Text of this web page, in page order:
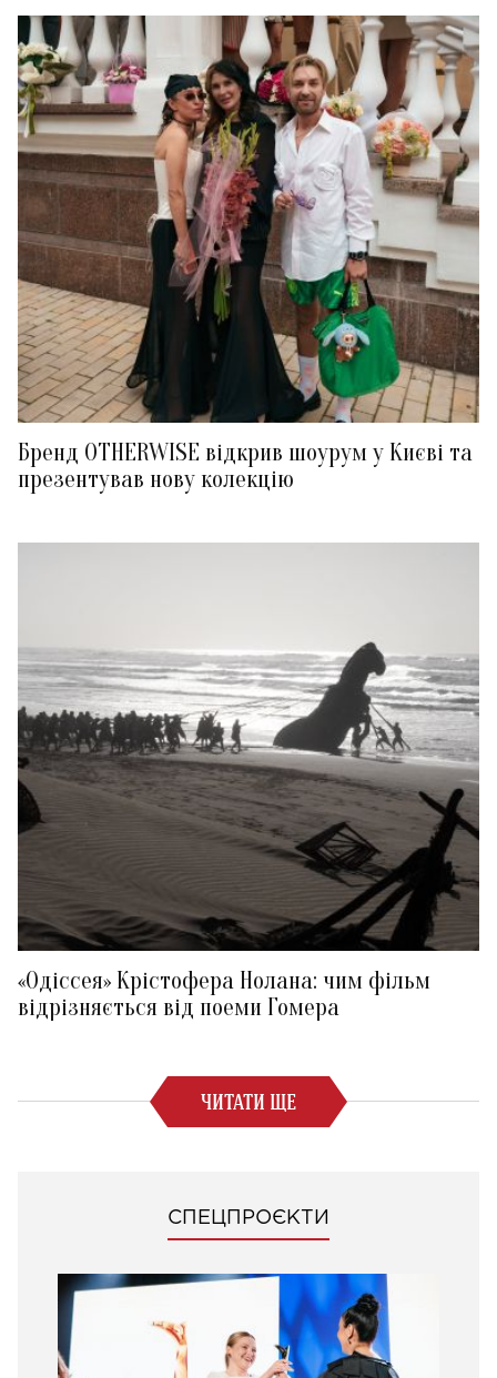
Бренд OTHERWISE відкрив шоурум у Києві та
презентував нову колекцію
«Одіссея» Крістофера Нолана: чим фільм
відрізняється від поеми Гомера
ЧИТАТИ ЩЕ
СПЕЦПРОЄКТИ